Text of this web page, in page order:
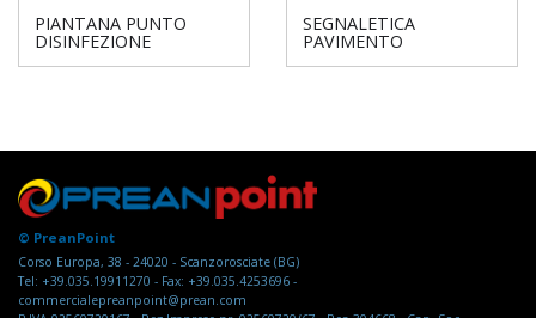
PIANTANA PUNTO
DISINFEZIONE
SEGNALETICA
PAVIMENTO
© PreanPoint
Corso Europa, 38 - 24020 - Scanzorosciate (BG)
Tel: +39.035.19911270 - Fax: +39.035.4253696 -
commercialepreanpoint@prean.com